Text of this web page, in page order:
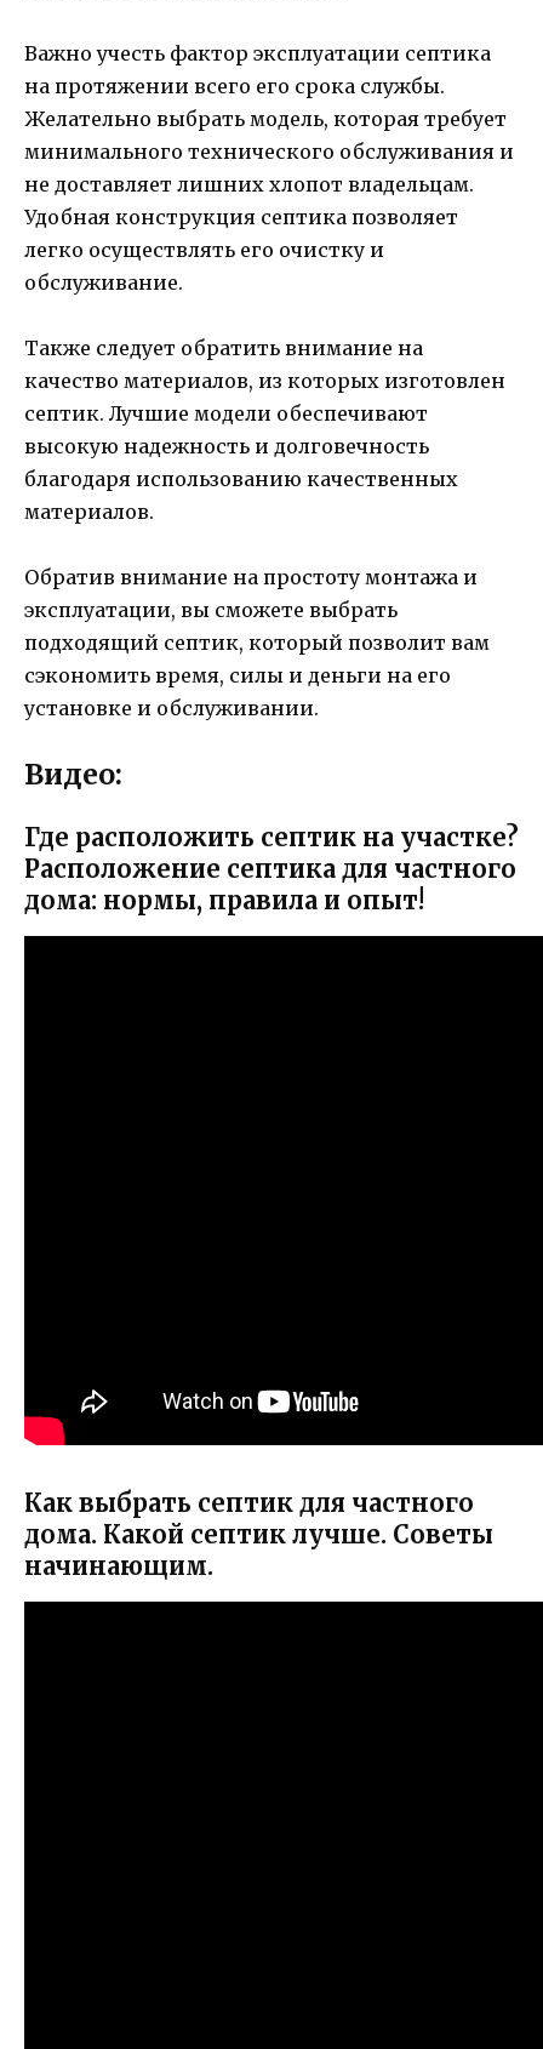
Важно учесть фактор эксплуатации септика
на протяжении всего его срока службы.
Желательно выбрать модель, которая требует
минимального технического обслуживания и
не доставляет лишних хлопот владельцам.
Удобная конструкция септика позволяет
легко осуществлять его очистку и
обслуживание.
Также следует обратить внимание на
качество материалов, из которых изготовлен
септик. Лучшие модели обеспечивают
высокую надежность и долговечность
благодаря использованию качественных
материалов.
Обратив внимание на простоту монтажа и
эксплуатации, вы сможете выбрать
подходящий септик, который позволит вам
сэкономить время, силы и деньги на его
установке и обслуживании.
Видео:
Где расположить септик на участке?
Расположение септика для частного
дома: нормы, правила и опыт!
Как выбрать септик для частного
дома. Какой септик лучше. Советы
начинающим.